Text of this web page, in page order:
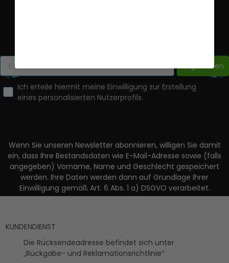
Registrieren
Ich erteile hiermit meine Einwilligung zur Erstellung
eines personalisierten Nutzerprofils.
Wenn Sie unseren Newsletter abonnieren, willigen Sie damit
ein, dass Ihre Bestandsdaten wie E-Mail-Adresse sowie (falls
angegeben) Vorname, Name und Geschlecht gespeichert
werden. Ihre Daten werden dann auf Grundlage Ihrer
Einwilligung gemäß Art. 6 Abs. 1 a) DSGVO verarbeitet.
KUNDENDIENST
Die Rücksendeadresse befindet sich unter
„Rückgabe- und Reklamationsrichtlinie“